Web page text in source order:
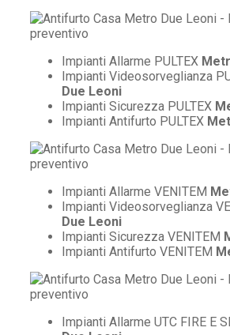
Impianti Allarme PULTEX
Impianti Videosorveglianza
Due Leoni
Impianti Sicurezza PULTEX
Impianti Antifurto PULTEX
Impianti Allarme VENITEM
Impianti Videosorveglianza
Due Leoni
Impianti Sicurezza VENITEM
Impianti Antifurto VENITEM
Impianti Allarme UTC FIRE E